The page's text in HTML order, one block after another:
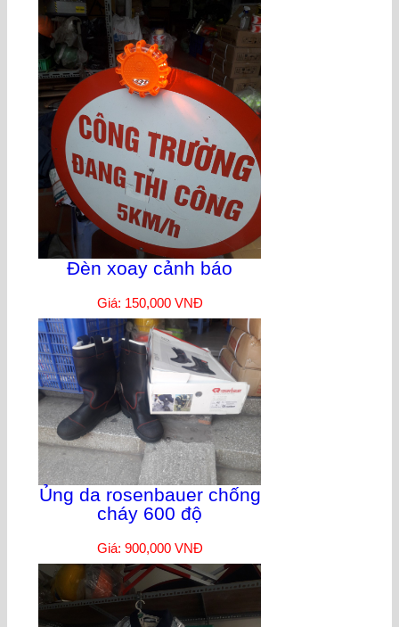
Đèn xoay cảnh báo
Giá: 150,000 VNĐ
Ủng da rosenbauer chống
cháy 600 độ
Giá: 900,000 VNĐ